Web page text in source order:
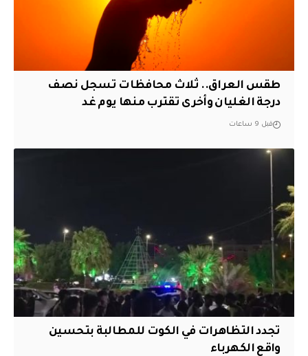
طقس العراق.. ثلاث محافظات تسجل نصف
درجة الغليان وأخرى تقترب منها يوم غد
قبل 9 ساعات
تجدد التظاهرات في الكوت للمطالبة بتحسين
واقع الكهرباء